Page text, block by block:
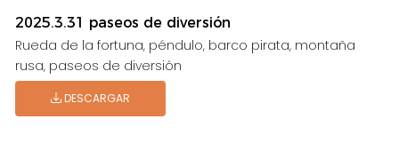
2025.3.31 paseos de diversión
Rueda de la fortuna, péndulo, barco pirata, montaña
rusa, paseos de diversión
DESCARGAR